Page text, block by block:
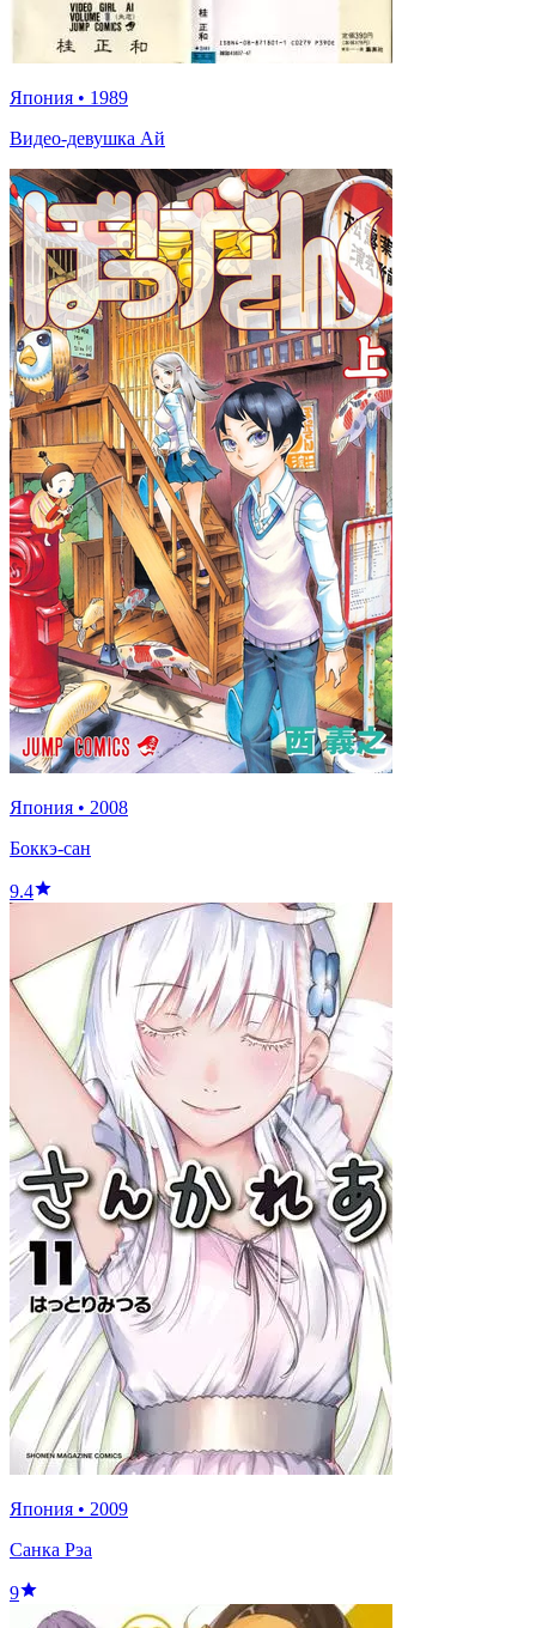
Япония • 1989
Видео-девушка Ай
Япония • 2008
Боккэ-сан
9.4
Япония • 2009
Санка Рэа
9